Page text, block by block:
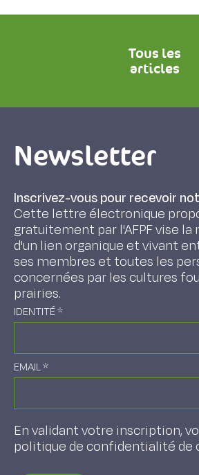
Tous les
articles
Newsletter
Inscrivez-vous pour recevoir
Cette lettre électronique
gratuitement par l'AFPF vise la
d'un lien organique et vivant
ses membres et toutes les
concernées par les cultures
prairies.
IDENTITÉ*
EMAIL*
En validant votre inscription,
politique de confidentialité de